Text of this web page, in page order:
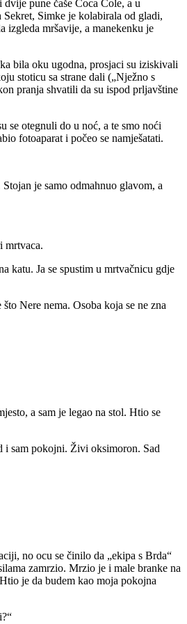
pune čaše Coca Cole, a u
Simke je kolabirala od gladi,
izgleda mršavije, a manekenku je
bila oku ugodna, prosjaci su iziskivali
stoticu sa strane dali („Nježno s
pranja shvatili da su ispod prljavštine
se otegnuli do u noć, a te smo noći
fotoaparat i počeo se namješatati.
je samo odmahnuo glavom, a
mrtvaca.
katu. Ja se spustim u mrtvačnicu gdje
Nere nema. Osoba koja se ne zna
a sam je legao na stol. Htio se
i sam pokojni. Živi oksimoron. Sad
no ocu se činilo da „ekipa s Brda“
zamrzio. Mrzio je i male branke na
je da budem kao moja pokojna